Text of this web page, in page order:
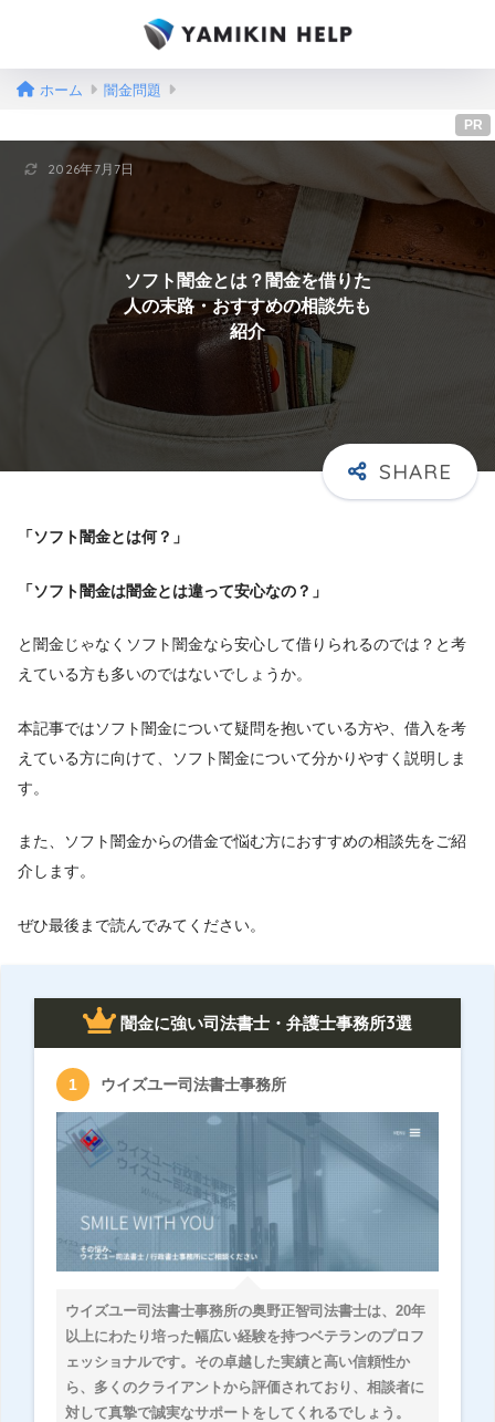
ホーム 闇金問題
PR
ソフト闇金とは？闇金を借りた
人の末路・おすすめの相談先も
紹介
2026年7月7日
「ソフト闇金とは何？」
「ソフト闇金は闇金とは違って安心なの？」
と闇金じゃなくソフト闇金なら安心して借りられるのでは？と考
えている方も多いのではないでしょうか。
本記事ではソフト闇金について疑問を抱いている方や、借入を考
えている方に向けて、ソフト闇金について分かりやすく説明しま
す。
また、ソフト闇金からの借金で悩む方におすすめの相談先をご紹
介します。
ぜひ最後まで読んでみてください。
闇金に強い司法書士・弁護士事務所3選
ウイズユー司法書士事務所
ウイズユー司法書士事務所の奥野正智司法書士は、20年
以上にわたり培った幅広い経験を持つベテランのプロフ
ェッショナルです。その卓越した実績と高い信頼性か
ら、多くのクライアントから評価されており、相談者に
対して真摯で誠実なサポートをしてくれるでしょう。